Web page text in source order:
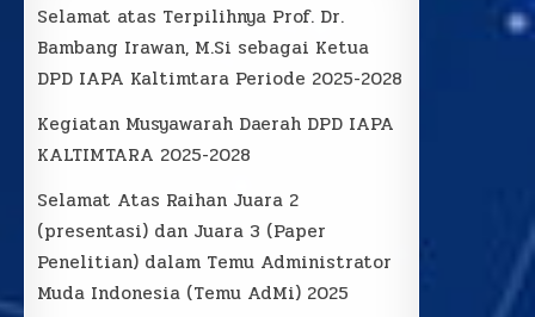
Selamat atas Terpilihnya Prof. Dr.
Bambang Irawan, M.Si sebagai Ketua
DPD IAPA Kaltimtara Periode 2025-2028
Kegiatan Musyawarah Daerah DPD IAPA
KALTIMTARA 2025-2028
Selamat Atas Raihan Juara 2
(presentasi) dan Juara 3 (Paper
Penelitian) dalam Temu Administrator
Muda Indonesia (Temu AdMi) 2025